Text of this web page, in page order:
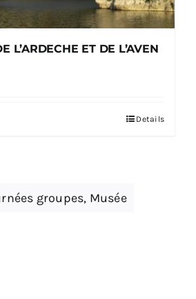
L’ARDECHE ET DE L’AVEN
Details
groupes, Musée